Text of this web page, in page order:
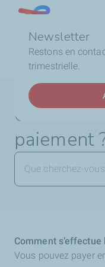
Newsletter
Restons en
trimestrielle.
Lebanon
d'Ariane
Accueil
paiement ?
Comment
paiement
Comment
Vous pouvez payer